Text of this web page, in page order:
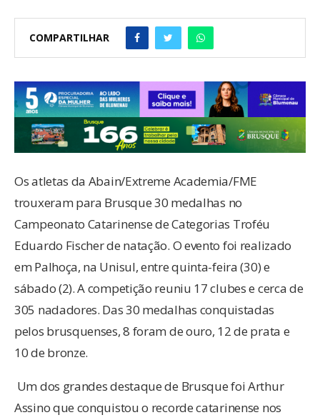
COMPARTILHAR
Os atletas da Abain/Extreme Academia/FME
trouxeram para Brusque 30 medalhas no
Campeonato Catarinense de Categorias Troféu
Eduardo Fischer de natação. O evento foi realizado
em Palhoça, na Unisul, entre quinta-feira (30) e
sábado (2). A competição reuniu 17 clubes e cerca de
305 nadadores. Das 30 medalhas conquistadas
pelos brusquenses, 8 foram de ouro, 12 de prata e
10 de bronze.
Um dos grandes destaque de Brusque foi Arthur
Assino que conquistou o recorde catarinense nos